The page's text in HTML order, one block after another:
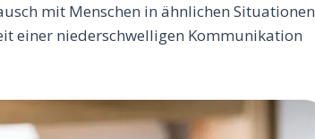
mit Menschen in ähnlichen Situationen
einer niederschwelligen Kommunikation